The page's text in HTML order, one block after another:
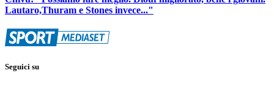
Lautaro,Thuram e Stones invece..."
Seguici su